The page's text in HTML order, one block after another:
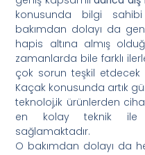
konusunda bilgi
bakımdan dolayı da
hapis altına almış
zamanlarda bile farklı
çok sorun teşkil etdecek
Kaçak konusunda artık
teknoloj,ik ürünlerden
en kolay teknik ile
sağlamaktadır.
O bakımdan dolayı da